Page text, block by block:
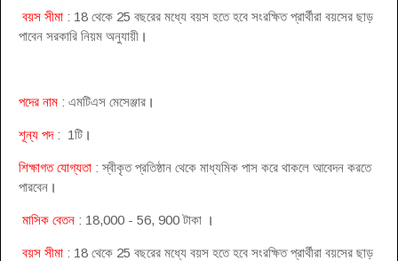
বয়স সীমা : 18 থেকে 25 বছরের মধ্যে বয়স হতে হবে সংরক্ষিত প্রার্থীরা বয়সের ছাড়
পাবেন সরকারি নিয়ম অনুযায়ী ।
পদের নাম : এমটিএস মেসেঞ্জার ।
শূন্য পদ: 1টি ।
শিক্ষাগত যোগ্যতা : স্বীকৃত প্রতিষ্ঠান থেকে মাধ্যমিক পাস করে থাকলে আবেদন করতে
পারবেন ।
মাসিক বেতন : 18,000 - 56, 900 টাকা ।
বয়স সীমা : 18 থেকে 25 বছরের মধ্যে বয়স হতে হবে সংরক্ষিত প্রার্থীরা বয়সের ছাড়